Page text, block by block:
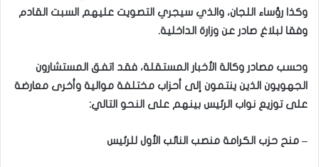
وكذا رؤساء اللجان، والذي سيجري التصويت عليهم السبت القادم
وفقا لبلاغ صادر عن وزارة الداخلية.
وحسب مصادر وكالة الأخبار المستقلة، فقد اتفق المستشارون
الجهويون الذين ينتمون إلى أحزاب مختلفة موالية وأخرى معارضة
على توزيع نواب الرئيس بينهم على النحو التالي:
– منح حزب الكرامة منصب النائب الأول للرئيس